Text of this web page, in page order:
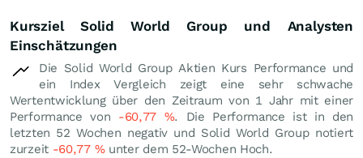
Kursziel Solid World Group und Analysten
Einschätzungen
Die Solid World Group Aktien Kurs Performance und
ein Index Vergleich zeigt eine sehr schwache
Wertentwicklung über den Zeitraum von 1 Jahr mit einer
Performance von -60,77 %. Die Performance ist in den
letzten 52 Wochen negativ und Solid World Group notiert
zurzeit -60,77 %unter dem 52-Wochen Hoch.